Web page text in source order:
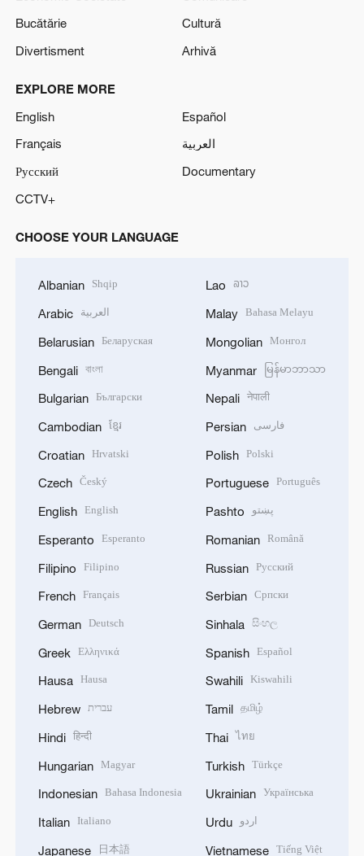
Bucătărie
Cultură
Divertisment
Arhivă
EXPLORE MORE
English
Español
Français
العربية
Русский
Documentary
CCTV+
CHOOSE YOUR LANGUAGE
Albanian Shqip
Arabic العربية
Belarusian Беларуская
Bengali বাংলা
Bulgarian Български
Cambodian ខ្មែរ
Croatian Hrvatski
Czech Český
English English
Esperanto Esperanto
Filipino Filipino
French Français
German Deutsch
Greek Ελληνικά
Hausa Hausa
Hebrew עברית
Hindi हिन्दी
Hungarian Magyar
Indonesian Bahasa Indonesia
Italian Italiano
Japanese 日本語
Lao ລາວ
Malay Bahasa Melayu
Mongolian Монгол
Myanmar မြန်မာဘာသာ
Nepali नेपाली
Persian فارسی
Polish Polski
Portuguese Português
Pashto پښتو
Romanian Română
Russian Русский
Serbian Српски
Sinhala සිංහල
Spanish Español
Swahili Kiswahili
Tamil தமிழ்
Thai ไทย
Turkish Türkçe
Ukrainian Українська
Urdu اردو
Vietnamese Tiếng Việt